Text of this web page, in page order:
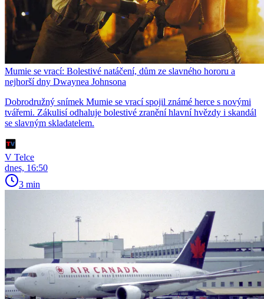
Mumie se vrací: Bolestivé natáčení, dům ze slavného hororu a
nejhorší dny Dwaynea Johnsona
Dobrodružný snímek Mumie se vrací spojil známé herce s novými
tvářemi. Zákulisí odhaluje bolestivé zranění hlavní hvězdy i skandál
se slavným skladatelem.
V Telce
dnes, 16:50
3 min